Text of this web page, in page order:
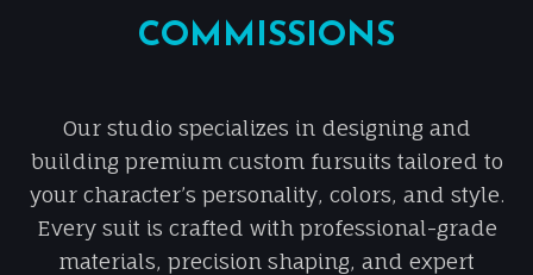
COMMISSIONS
Our studio specializes in designing and
building premium custom fursuits tailored to
your character’s personality, colors, and style.
Every suit is crafted with professional-grade
materials, precision shaping, and expert